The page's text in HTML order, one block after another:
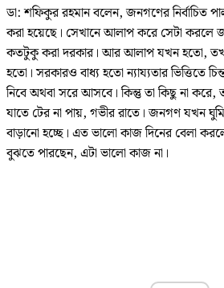
ডা: শফিকুর রহমান বলেন, জনগণের নির্বাচিত
করা হয়েছে। সেখানে আলাপ করে সেটা
কতটুকু করা দরকার। আর আলাপ যখন হতো,
হতো। সরকারও বাধ্য হতো ন্যায্যতার ভিত্তিতে
নিবে অথবা সরে আসবে। কিন্তু তা কিছু না
যাতে টের না পায়, গভীর রাতে। জনগণ যখন
বাড়ানো হচ্ছে। এত ভালো কাজ দিনের বেলা
বুঝতে পারছেন, এটা ভালো কাজ না।